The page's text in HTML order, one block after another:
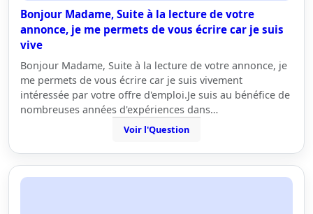
Bonjour Madame, Suite à la lecture de votre
annonce, je me permets de vous écrire car je suis
vive
Bonjour Madame, Suite à la lecture de votre annonce, je
me permets de vous écrire car je suis vivement
intéressée par votre offre d'emploi.Je suis au bénéfice de
nombreuses années d'expériences dans…
Voir l'Question